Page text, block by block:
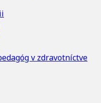
v zdravotníctve